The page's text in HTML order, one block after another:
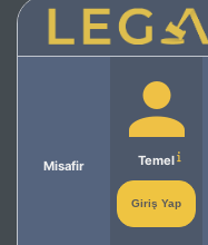
Misafir Temel
Giriş Yap